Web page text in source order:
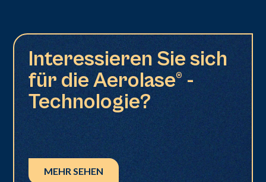
Interessieren Sie sich
für die Aerolase® -
Technologie?
MEHR SEHEN